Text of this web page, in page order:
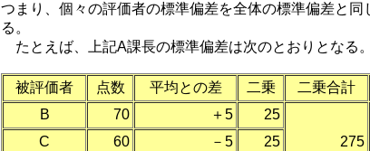
つまり、個々の評価者の標準偏差を全体の標準偏差と同
る。
たとえば、上記A課長の標準偏差は次のとおりとなる。
被評価者 点数 平均との差 二乗 二乗合計
B
70 ＋5
25
275
C 60 －5
25